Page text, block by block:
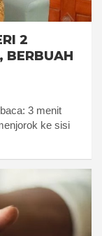
2
BERBUAH
3 menit
ke sisi